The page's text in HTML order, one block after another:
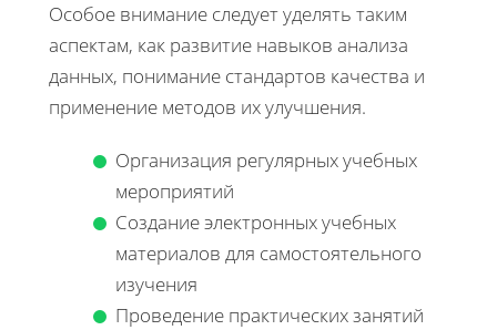
Особое внимание следует уделять таким
аспектам, как развитие навыков анализа
данных, понимание стандартов качества и
применение методов их улучшения.
Организация регулярных учебных
мероприятий
Создание электронных учебных
материалов для самостоятельного
изучения
Проведение практических занятий